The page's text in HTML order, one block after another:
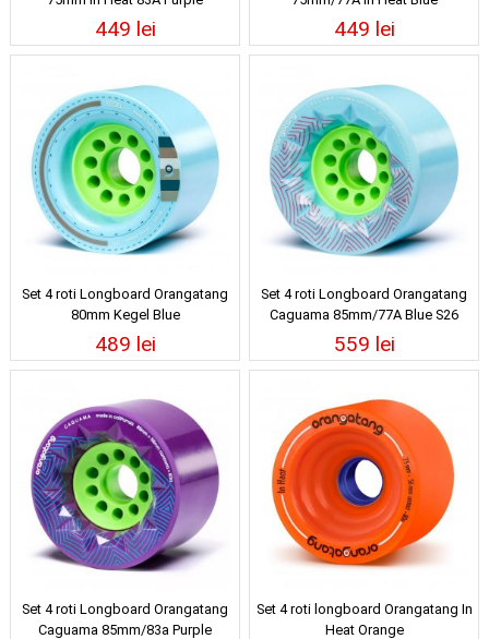
449 lei 449 lei
Set 4 roti Longboard Orangatang
80mm Kegel Blue
489 lei
Set 4 roti Longboard Orangatang
Caguama 85mm/77A Blue S26
559 lei
Set 4 roti Longboard Orangatang
Caguama 85mm/83a Purple
Set 4 roti longboard Orangatang In
Heat Orange